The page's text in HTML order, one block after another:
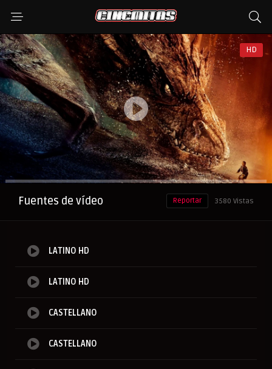
HD
Anuncio
Fuentes de vídeo 3580 Vistas
Reportar
LATINO HD
LATINO HD
CASTELLANO
CASTELLANO